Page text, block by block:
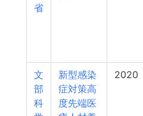
省
文
部
科
新型感染
症対策高
度先端医
2020